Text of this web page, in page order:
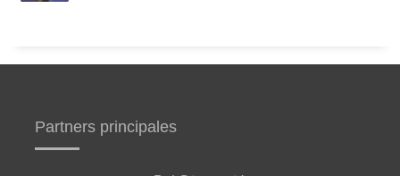
Partners principales